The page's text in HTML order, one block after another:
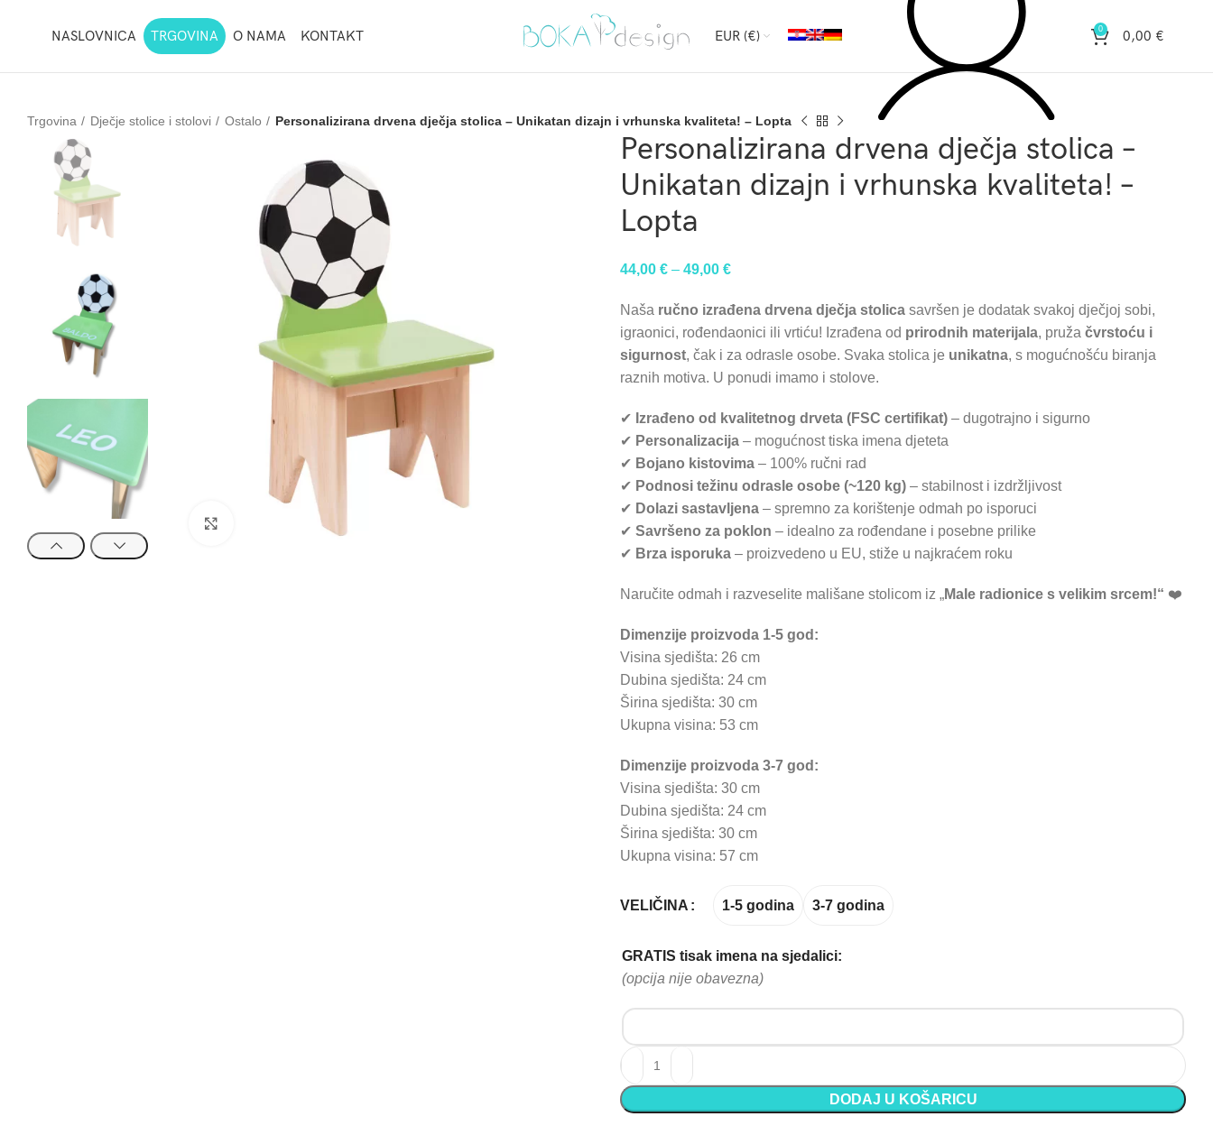
NASLOVNICA TRGOVINA O NAMA KONTAKT EUR (€) 0 0,00 €
Trgovina Dječje stolice i stolovi Ostalo Personalizirana drvena dječja stolica – Unikatan dizajn i vrhunska kvaliteta! – Lopta
Click to enlarge
Personalizirana drvena dječja stolica –
Unikatan dizajn i vrhunska kvaliteta! –
Lopta
44,00 € – 49,00 €
Naša ručno izrađena drvena dječja stolica savršen je dodatak svakoj dječjoj sobi,
igraonici, rođendaonici ili vrtiću! Izrađena od prirodnih materijala, pruža čvrstoću i
sigurnost, čak i za odrasle osobe. Svaka stolica je unikatna, s mogućnošću biranja
raznih motiva. U ponudi imamo i stolove.
✔ Izrađeno od kvalitetnog drveta (FSC certifikat) – dugotrajno i sigurno
✔ Personalizacija – mogućnost tiska imena djeteta
✔ Bojano kistovima – 100% ručni rad
✔ Podnosi težinu odrasle osobe (~120 kg) – stabilnost i izdržljivost
✔ Dolazi sastavljena – spremno za korištenje odmah po isporuci
✔ Savršeno za poklon – idealno za rođendane i posebne prilike
✔ Brza isporuka – proizvedeno u EU, stiže u najkraćem roku
Naručite odmah i razveselite mališane stolicom iz „Male radionice s velikim srcem!“ ❤️
Dimenzije proizvoda 1-5 god:
Visina sjedišta: 26 cm
Dubina sjedišta: 24 cm
Širina sjedišta: 30 cm
Ukupna visina: 53 cm
Dimenzije proizvoda 3-7 god:
Visina sjedišta: 30 cm
Dubina sjedišta: 24 cm
Širina sjedišta: 30 cm
Ukupna visina: 57 cm
VELIČINA 1-5 godina 3-7 godina
GRATIS tisak imena na sjedalici:
(opcija nije obavezna)
Personalizirana drvena dječja stolica – Unikatan dizajn i vrhunska kvaliteta! - Lopta
DODAJ U KOŠARICU